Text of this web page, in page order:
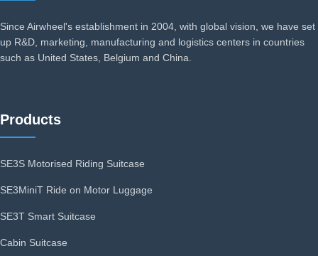
Since Airwheel's establishment in 2004, with global vision, we have set
up R&D, marketing, manufacturing and logistics centers in countries
such as United States, Belgium and China.
Products
SE3S Motorised Riding Suitcase
SE3MiniT Ride on Motor Luggage
SE3T Smart Suitcase
Cabin Suitcase